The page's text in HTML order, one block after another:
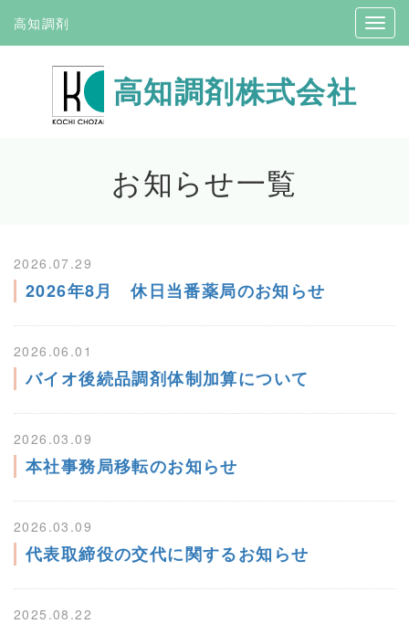
高知調剤
高知調剤株式会社
お知らせ一覧
2026.07.29
2026年8月 休日当番薬局のお知らせ
2026.06.01
バイオ後続品調剤体制加算について
2026.03.09
本社事務局移転のお知らせ
2026.03.09
代表取締役の交代に関するお知らせ
2025.08.22